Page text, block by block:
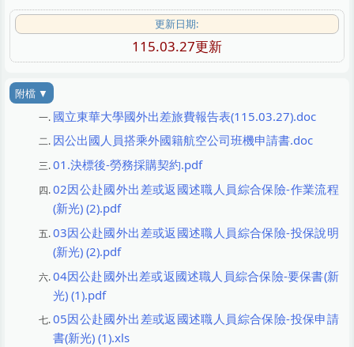
更新日期:
115.03.27更新
國立東華大學國外出差旅費報告表(115.03.27).doc
因公出國人員搭乘外國籍航空公司班機申請書.doc
01.決標後-勞務採購契約.pdf
02因公赴國外出差或返國述職人員綜合保險-作業流程
(新光) (2).pdf
03因公赴國外出差或返國述職人員綜合保險-投保說明
(新光) (2).pdf
04因公赴國外出差或返國述職人員綜合保險-要保書(新
光) (1).pdf
05因公赴國外出差或返國述職人員綜合保險-投保申請
書(新光) (1).xls